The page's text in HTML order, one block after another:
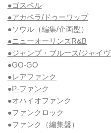
●ゴスペル
●アカペラ/ドゥーワップ
●ソウル （編集/企画盤）
●ニューオーリンズR&B
●ジャンプ・ブルース/ジャイヴ
●GO-GO
●レアファンク
●P-ファンク
●オハイオファンク
●ファンクロック
●ファンク
（編集盤）